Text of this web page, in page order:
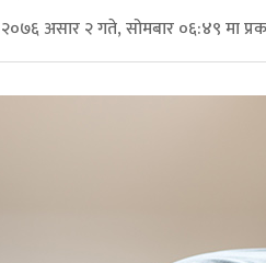
२०७६ असार २ गते, सोमबार ०६:४९ मा